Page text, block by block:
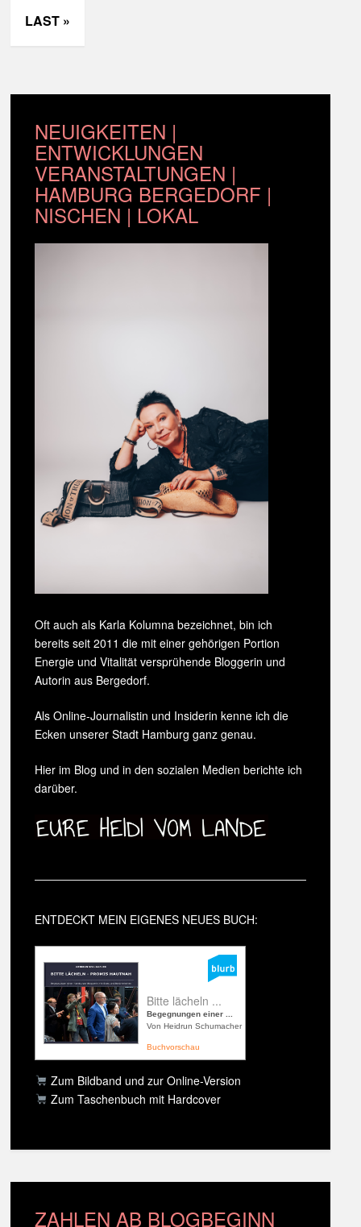
LAST »
NEUIGKEITEN |
ENTWICKLUNGEN
VERANSTALTUNGEN |
HAMBURG BERGEDORF |
NISCHEN | LOKAL
Oft auch als Karla Kolumna bezeichnet, bin ich
bereits seit 2011 die mit einer gehörigen Portion
Energie und Vitalität versprühende Bloggerin und
Autorin aus Bergedorf.
Als Online-Journalistin und Insiderin kenne ich die
Ecken unserer Stadt Hamburg ganz genau.
Hier im Blog und in den sozialen Medien berichte ich
darüber.
ENTDECKT MEIN EIGENES NEUES BUCH:
Bitte lächeln ...
Begegnungen einer ...
Von Heidrun Schumacher
Buchvorschau
Zum Bildband und zur Online-Version
Zum Taschenbuch mit Hardcover
ZAHLEN AB BLOGBEGINN